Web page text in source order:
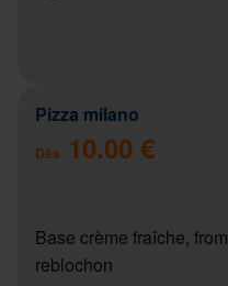
Pizza milano
Dès 10.00 €
Base crème fraîche,
reblochon